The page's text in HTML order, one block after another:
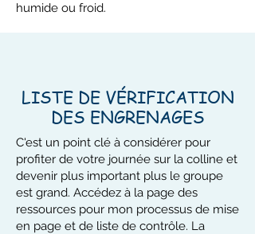
humide ou froid.
LISTE DE VÉRIFICATION
DES ENGRENAGES
C'est un point clé à considérer pour
profiter de votre journée sur la colline et
devenir plus important plus le groupe
est grand. Accédez à la page des
ressources pour mon processus de mise
en page et de liste de contrôle. La